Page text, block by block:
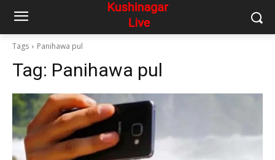
Tags Panihawa pul
Tag: Panihawa pul